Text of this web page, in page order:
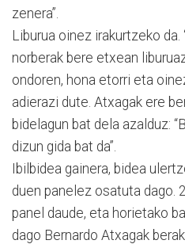
zenera”.
Liburua oinez irakurtzeko da.
norberak bere etxean
ondoren, hona etorri eta
adierazi dute. Atxagak ere
bidelagun bat dela azalduz:
dizun gida bat da”.
Ibilbidea gainera, bidea
duen panelez osatuta dago.
panel daude, eta horietako
dago Bernardo Atxagak